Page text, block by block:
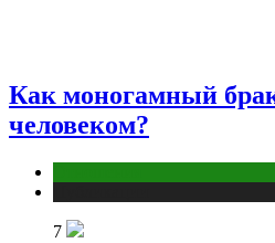
Как моногамный
человеком?
7